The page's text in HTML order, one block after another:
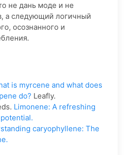
не дань моде и не
а следующий логичный
осознанного и
is myrcene and what does
do? Leafly.
Limonene: A refreshing
caryophyllene: The